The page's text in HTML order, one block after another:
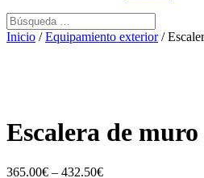
Inicio /Equipamiento exterior/
Escalera de
365.00€ – 432.50€